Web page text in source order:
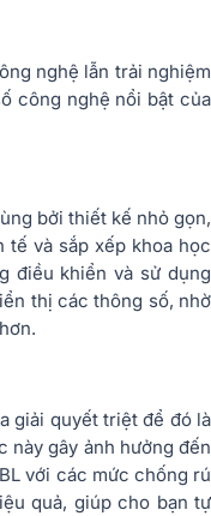
nghệ lẫn trải nghiệm
công nghệ nổi bật của
bởi thiết kế nhỏ gọn,
và sắp xếp khoa học
điều khiển và sử dụng
thị các thông số, nhờ
giải quyết triệt để đó là
này gây ảnh hưởng đến
với các mức chống rú
quả, giúp cho bạn tự